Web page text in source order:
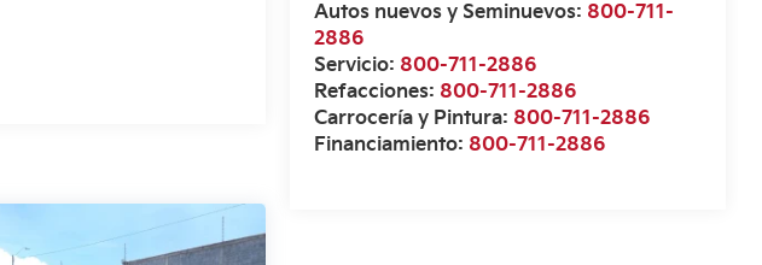
Autos nuevos y Seminuevos: 800-711-
2886
Servicio: 800-711-2886
Refacciones: 800-711-2886
Carrocería y Pintura: 800-711-2886
Financiamiento: 800-711-2886